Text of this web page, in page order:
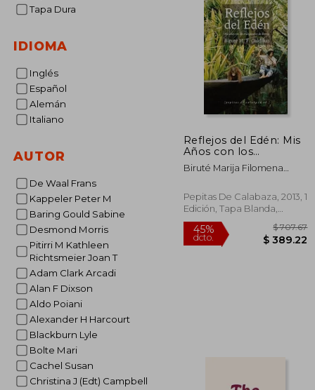
Tapa Dura
IDIOMA
Inglés
Español
Alemán
Italiano
AUTOR
De Waal Frans
Kappeler Peter M
Baring Gould Sabine
Desmond Morris
Pitirri M Kathleen
Richtsmeier Joan T
Adam Clark Arcadi
Alan F Dixson
Aldo Poiani
Alexander H Harcourt
Blackburn Lyle
Bolte Mari
Cachel Susan
Christina J (Edt) Campbell
Reflejos del Edén: Mis
Años con los
Orangutanes de
Bornero
Biruté Marija Filomena
Pepitas De Calabaza, 2013, 1
Edición, Tapa Blanda,
Usado